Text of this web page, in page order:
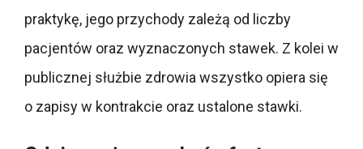
praktykę, jego przychody zależą od liczby
pacjentów oraz wyznaczonych stawek. Z kolei w
publicznej służbie zdrowia wszystko opiera się
o zapisy w kontrakcie oraz ustalone stawki.